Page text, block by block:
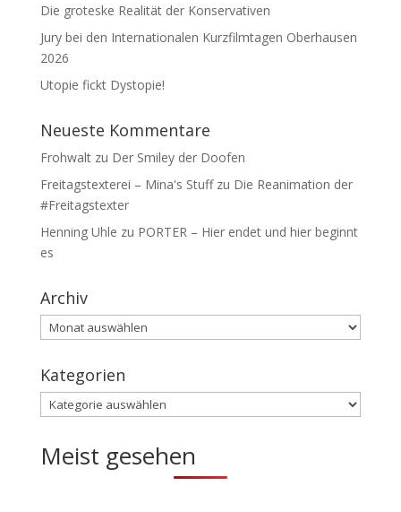
Die groteske Realität der Konservativen
Jury bei den Internationalen Kurzfilmtagen Oberhausen
2026
Utopie fickt Dystopie!
Neueste Kommentare
Frohwaltzu Der Smiley der Doofen
Freitagstexterei – Mina's Stuffzu Die Reanimation der
#Freitagstexter
Henning Uhle zu PORTER – Hier endet und hier beginnt
es
Archiv
Archiv
Kategorien
Kategorien
Meist gesehen